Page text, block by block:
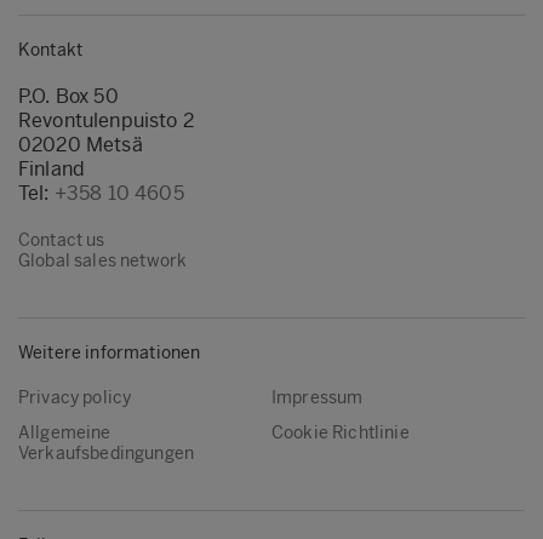
Kontakt
P.O. Box 50
Revontulenpuisto 2
02020 Metsä
Finland
Tel: +358 10 4605
Contact us
Global sales network
Weitere informationen
Privacy policy
Impressum
Allgemeine
Verkaufsbedingungen
Cookie Richtlinie